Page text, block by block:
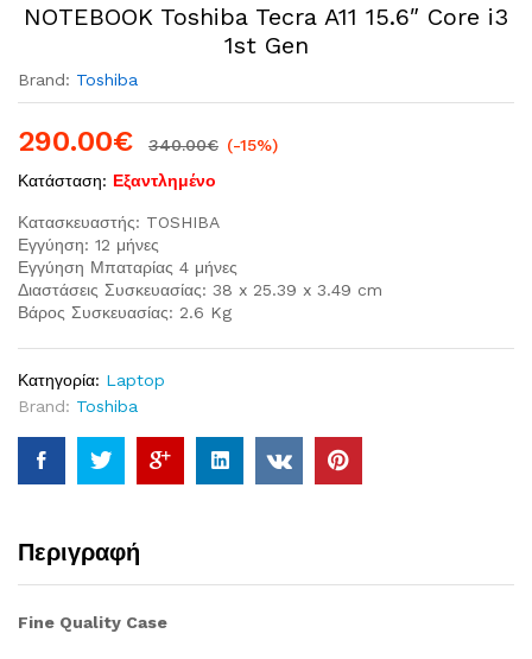
NOTEBOOK Toshiba Tecra A11 15.6″ Core i3
1st Gen
Brand: Toshiba
290.00€ 340.00€ (-15%)
Κατάσταση: Εξαντλημένο
Κατασκευαστής: TOSHIBA
Εγγύηση: 12 μήνες
Εγγύηση Μπαταρίας 4 μήνες
Διαστάσεις Συσκευασίας: 38 x 25.39 x 3.49 cm
Βάρος Συσκευασίας: 2.6 Kg
Κατηγορία: Laptop
Brand: Toshiba
Περιγραφή
Fine Quality Case